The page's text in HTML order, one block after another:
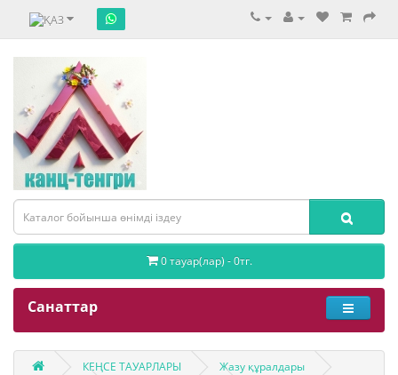
0 тауар(лар) - 0тг.
Санаттар
КЕҢСЕ ТАУАРЛАРЫ
Жазу құралдары